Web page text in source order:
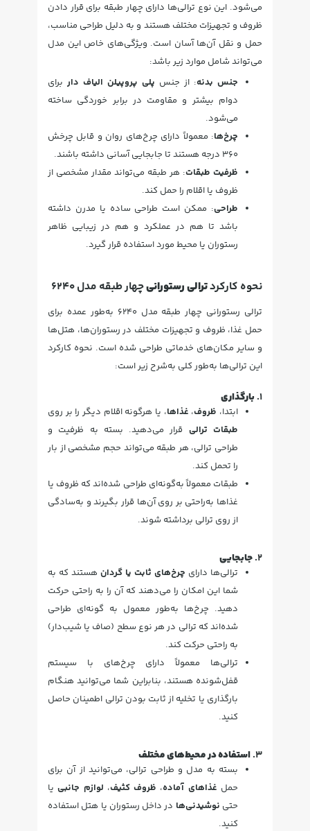
می‌شود. این نوع ترالی‌ها دارای چهار طبقه برای قرار دادن
ظروف و تجهیزات مختلف هستند و به دلیل طراحی مناسب،
حمل و نقل آن‌ها آسان است. ویژگی‌های خاص این مدل
می‌تواند شامل موارد زیر باشد:
جنس بدنه: از جنس پلی پروپیلن الیاف داربرای
دوام بیشتر و مقاومت در برابر خوردگی ساخته
می‌شود.
چرخ‌ها: معمولاً دارای چرخ‌های روان و قابل چرخش
360 درجه هستند تا جابجایی آسانی داشته باشند.
ظرفیت طبقات: هر طبقه می‌تواند مقدار مشخصی از
ظروف یا اقلام را حمل کند.
طراحی: ممکن است طراحی ساده یا مدرن داشته
باشد تا هم در عملکرد و هم در زیبایی ظاهر
رستوران یا محیط مورد استفاده قرار گیرد.
نحوه کارکردترالی رستورانیچهار طبقه مدل 6240
ترالی رستورانی چهار طبقه مدل 6240 به‌طور عمده برای
حمل غذا، ظروف و تجهیزات مختلف در رستوران‌ها، هتل‌ها
و سایر مکان‌های خدماتی طراحی شده است. نحوه کارکرد
این ترالی‌ها به‌طور کلی به‌شرح زیر است:
1. بارگذاری
ابتدا، ظروف، غذاها، یا هرگونه اقلام دیگر را بر روی
طبقات ترالی قرار می‌دهید. بسته به ظرفیت و
طراحی ترالی، هر طبقه می‌تواند حجم مشخصی از بار
را تحمل کند.
طبقات معمولاً به‌گونه‌ای طراحی شده‌اند که ظروف یا
غذاها به‌راحتی بر روی آن‌ها قرار بگیرند و به‌سادگی
از روی ترالی برداشته شوند.
2. جابجایی
ترالی‌ها دارای چرخ‌های ثابت یا گردانهستند که به
شما این امکان را می‌دهند که آن را به راحتی حرکت
دهید. چرخ‌ها به‌طور معمول به گونه‌ای طراحی
شده‌اند که ترالی در هر نوع سطح (صاف یا شیب‌دار)
به راحتی حرکت کند.
ترالی‌ها معمولاً دارای چرخ‌های با سیستم
قفل‌شونده هستند، بنابراین شما می‌توانید هنگام
بارگذاری یا تخلیه از ثابت بودن ترالی اطمینان حاصل
کنید.
3. استفاده در محیط‌های مختلف
بسته به مدل و طراحی ترالی، می‌توانید از آن برای
حمل غذاهای آماده، ظروف کثیف، لوازم جانبییا
حتی نوشیدنی‌ها در داخل رستوران یا هتل استفاده
کنید.